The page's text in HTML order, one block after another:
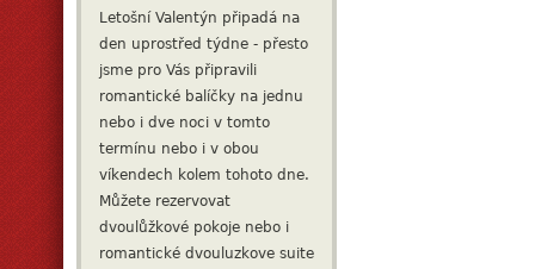
Letošní Valentýn připadá na
den uprostřed týdne - přesto
jsme pro Vás připravili
romantické balíčky na jednu
nebo i dve noci v tomto
termínu nebo i v obou
víkendech kolem tohoto dne.
Můžete rezervovat
dvoulůžkové pokoje nebo i
romantické dvouluzkove suite